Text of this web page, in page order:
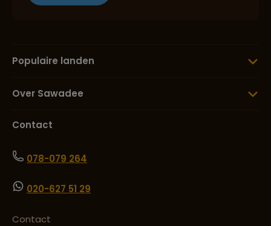
Populaire landen
Over Sawadee
Contact
078-079 264
020-627 51 29
Contact